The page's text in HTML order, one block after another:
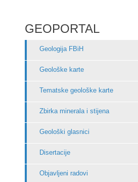
GEOPORTAL
Geologija FBiH
Geološke karte
Tematske geološke karte
Zbirka minerala i stijena
Geološki glasnici
Disertacije
Objavljeni radovi